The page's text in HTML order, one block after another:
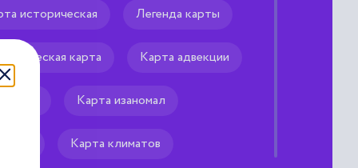
историческая Легенда карты
карта Карта адвекции
Карта изаномал
Карта климатов